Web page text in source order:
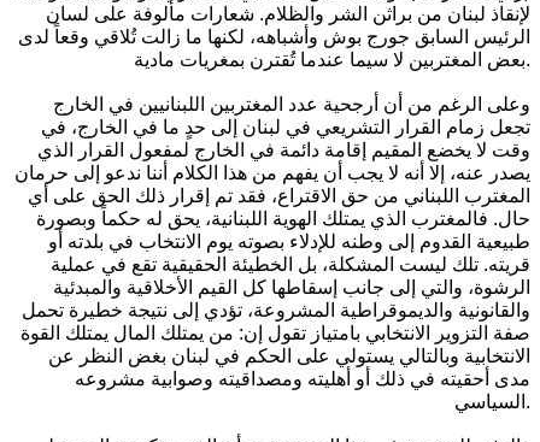
لإنقاذ لبنان من براثن الشر والظلام. شعارات مألوفة على لسان
الرئيس السابق جورج بوش وأشباهه، لكنها ما زالت تُلاقي وقعاً لدى
بعض المغتربين لا سيما عندما تُقترن بمغريات مادية.
وعلى الرغم من أن أرجحية عدد المغتربين اللبنانيين في الخارج
تجعل زمام القرار التشريعي في لبنان إلى حدٍ ما في الخارج، في
وقت لا يخضع المقيم إقامة دائمة في الخارج لمفعول القرار الذي
يصدر عنه، إلا أنه لا يجب أن يفهم من هذا الكلام أننا ندعو إلى حرمان
المغترب اللبناني من حق الاقتراع، فقد تم إقرار ذلك الحق على أي
حال. فالمغترب الذي يمتلك الهوية اللبنانية، يحق له حكماً وبصورة
طبيعية القدوم إلى وطنه للإدلاء بصوته يوم الانتخاب في بلدته أو
قريته. تلك ليست المشكلة، بل الخطيئة الحقيقية تقع في عملية
الرشوة، والتي إلى جانب إسقاطها كل القيم الأخلاقية والمبدئية
والقانونية والديموقراطية المشروعة، تؤدي إلى نتيجة خطيرة تحمل
صفة التزوير الانتخابي بامتياز تقول إن: من يمتلك المال يمتلك القوة
الانتخابية وبالتالي يستولي على الحكم في لبنان بغض النظر عن
مدى أحقيته في ذلك أو أهليته ومصداقيته وصوابية مشروعه
السياسي.